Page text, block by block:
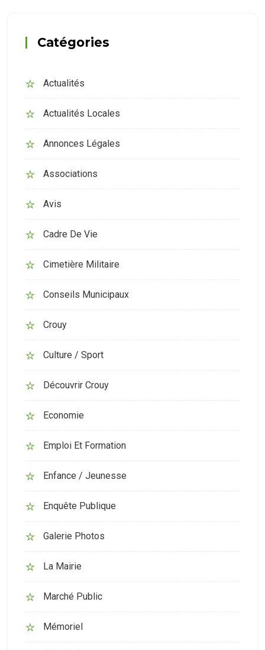
Catégories
Actualités
Actualités Locales
Annonces Légales
Associations
Avis
Cadre De Vie
Cimetière Militaire
Conseils Municipaux
Crouy
Culture / Sport
Découvrir Crouy
Economie
Emploi Et Formation
Enfance / Jeunesse
Enquête Publique
Galerie Photos
La Mairie
Marché Public
Mémoriel